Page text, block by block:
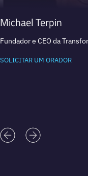
Michael Terpin
Fundador e CEO da
SOLICITAR UM ORADOR